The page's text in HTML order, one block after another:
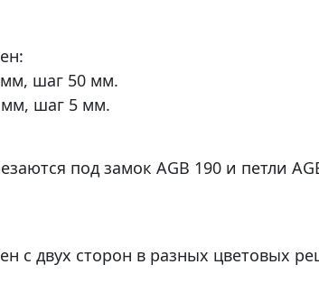
шаг 50 мм.
мм, шаг 5 мм.
под замок AGB 190 и петли
с двух сторон в разных цветовых